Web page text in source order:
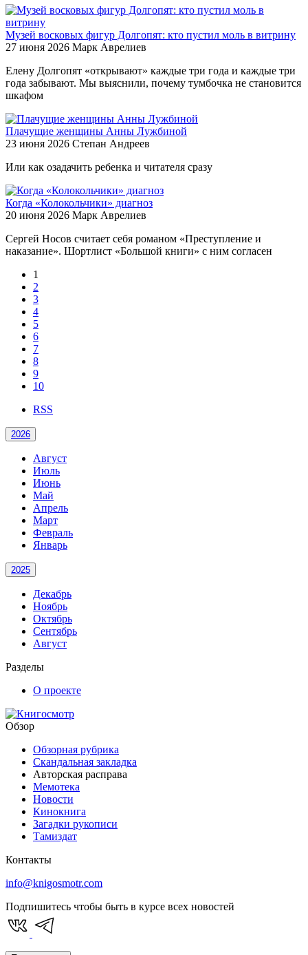
Музей восковых фигур Долгопят: кто пустил моль в витрину
27 июня 2026 Марк Аврелиев
Елену Долгопят «открывают» каждые три года и каждые три
года забывают. Мы выяснили, почему тумбочка не становится
шкафом
Плачущие женщины Анны Лужбиной
23 июня 2026 Степан Андреев
Или как озадачить ребенка и читателя сразу
Когда «Колокольчики» диагноз
20 июня 2026 Марк Аврелиев
Сергей Носов считает себя романом «Преступление и
наказание». Шортлист «Большой книги» с ним согласен
1
2
3
4
5
6
7
8
9
10
RSS
2026
Август
Июль
Июнь
Май
Апрель
Март
Февраль
Январь
2025
Декабрь
Ноябрь
Октябрь
Сентябрь
Август
Разделы
О проекте
Обзор
Обзорная рубрика
Скандальная закладка
Авторская расправа
Мемотека
Новости
Кинокнига
Загадки рукописи
Тамиздат
Контакты
info@knigosmotr.com
Подпишитесь чтобы быть в курсе всех новостей